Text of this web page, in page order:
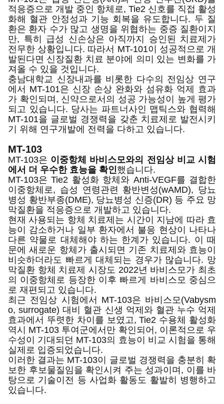
적응증으로 개발 중인 항체로, Tie2 신호를 직접 활성
화해 혈관 안정성과 기능 회복을 유도합니다. 두 질
환은 환자 수가 많고 생명을 위협하는 중증 질환이지
만, 특히 급성 신손상은 아직까지 승인된 치료제가
전무한 상황입니다. 따라서 MT-101이 성공적으로 개
발된다면 신장질환 치료 분야에 의미 있는 변화를 가
져올 수 있을 것입니다.
충남대학교 신장내과를 비롯한 다수의 전임상 연구
에서 MT-101은 신장 손상 완화와 섬유화 억제 효과
가 확인되며, 신약으로서의 성공 가능성이 높게 평가
되고 있습니다. 당사는 파트너사인 맵틱스와 협력해
MT-101을 글로벌 경쟁력을 갖춘 치료제로 발전시키
기 위해 연구개발에 전력을 다하고 있습니다.
MT-103
MT-103은 이중항체 바비스모와의 전임상 비교 시험
에서 더 우수한 효능을 확인했습니다.
MT-103은 Tie2 활성화 항체와 Anti-VEGF를 결합한
이중항체로, 습성 연령관련 황반변성(wAMD), 당뇨
병성 황반부종(DME), 당뇨병성 신증(DR) 등 주요 망
막질환을 적응증으로 개발하고 있습니다.
현재 사용되는 항체 치료제는 시간이 지남에 따라 효
능이 감소하거나 일부 환자에서 불응 현상이 나타나
다른 약물로 대체해야 하는 한계가 있습니다. 이 때
문에 새로운 항체가 출시되면 기존 치료제와 효능이
비슷하더라도 빠르게 대체되는 경우가 많습니다. 망
막질환 항체 치료제 시장도 2022년 바비스모가 최초
의 이중항체로 등장한 이후 빠르게 바비스모 중심으
로 재편되고 있습니다.
최근 전임상 시험에서 MT-103은 바비스모(Vabysm
o, surrogate) 대비 혈관 신생 억제와 혈관 누수 억제
효과에서 뚜렷한 차이를 보였고, Tie2 수용체 활성화
역시 MT-103 투여군에서만 확인되어, 이론적으로 우
수성이 기대되던 MT-103의 효능이 비교 시험을 통해
실제로 입증되었습니다.
이러한 결과는 MT-103이 글로벌 경쟁력을 충분히 확
보한 후보물질임을 확인시켜 주는 성과이며, 이를 바
탕으로 기술이전 등 사업화 활동도 활발히 병행하고
있습니다.